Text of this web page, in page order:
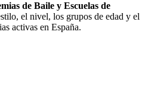
de Baile y Escuelas de
el nivel, los grupos de edad y el
activas en España.